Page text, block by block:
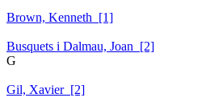
Brown, Kenneth [1]
Busquets i Dalmau, Joan [2]
G
Gil, Xavier [2]